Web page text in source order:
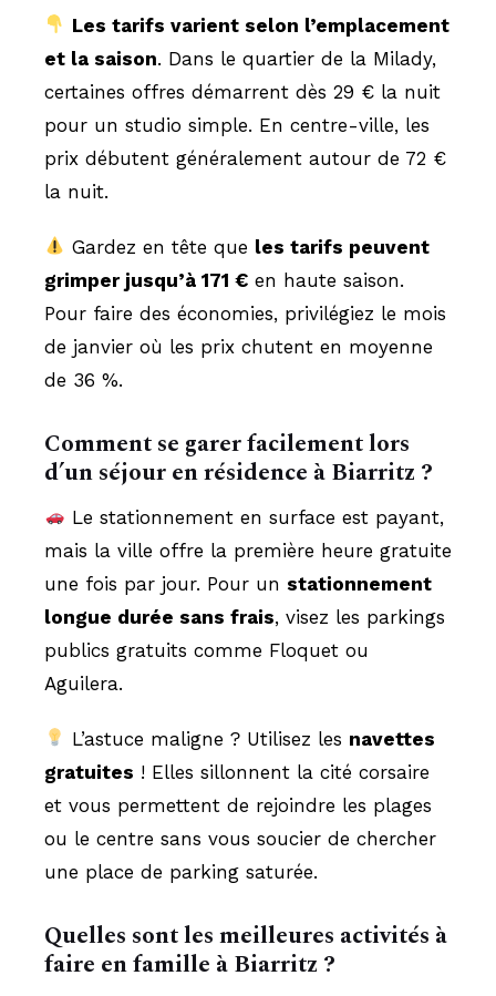
Les tarifs varient selon l’emplacement
et la saison. Dans le quartier de la Milady,
certaines offres démarrent dès 29 € la nuit
pour un studio simple. En centre-ville, les
prix débutent généralement autour de 72 €
la nuit.
Gardez en tête que les tarifs peuvent
grimper jusqu’à 171 € en haute saison.
Pour faire des économies, privilégiez le mois
de janvier où les prix chutent en moyenne
de 36 %.
Comment se garer facilement lors
d’un séjour en résidence à Biarritz ?
Le stationnement en surface est payant,
mais la ville offre la première heure gratuite
une fois par jour. Pour un stationnement
longue durée sans frais, visez les parkings
publics gratuits comme Floquet ou
Aguilera.
L’astuce maligne ? Utilisez les navettes
gratuites ! Elles sillonnent la cité corsaire
et vous permettent de rejoindre les plages
ou le centre sans vous soucier de chercher
une place de parking saturée.
Quelles sont les meilleures activités à
faire en famille à Biarritz ?